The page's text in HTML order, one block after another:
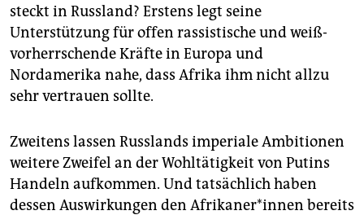
steckt in Russland? Erstens legt seine
Unterstützung für offen rassistische und weiß-
vorherrschende Kräfte in Europa und
Nordamerika nahe, dass Afrika ihm nicht allzu
sehr vertrauen sollte.
Zweitens lassen Russlands imperiale Ambitionen
weitere Zweifel an der Wohltätigkeit von Putins
Handeln aufkommen. Und tatsächlich haben
dessen Auswirkungen den Afri­ka­ne­r*in­nen bereits